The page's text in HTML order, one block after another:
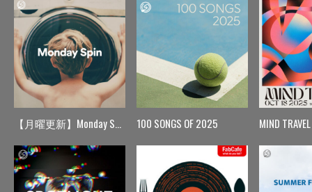
【月曜更新】Monday Spin 100 SONGS OF 2025 MIND TRAVEL